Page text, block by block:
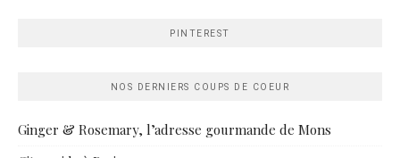
PINTEREST
NOS DERNIERS COUPS DE COEUR
Ginger & Rosemary, l’adresse gourmande de Mons